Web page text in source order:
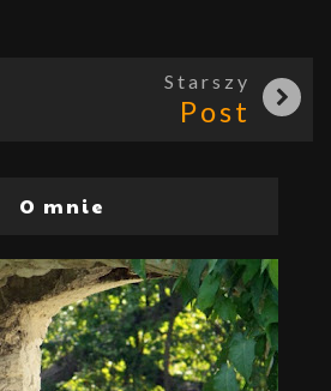
Starszy
Post
O mnie